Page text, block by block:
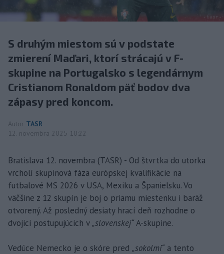
S druhým miestom sú v podstate
zmierení Maďari, ktorí strácajú v F-
skupine na Portugalsko s legendárnym
Cristianom Ronaldom päť bodov dva
zápasy pred koncom.
Autor TASR
12. novembra 2025 10:22
Bratislava 12. novembra (TASR) - Od štvrtka do utorka
vrcholí skupinová fáza európskej kvalifikácie na
futbalové MS 2026 v USA, Mexiku a Španielsku. Vo
väčšine z 12 skupín je boj o priamu miestenku i baráž
otvorený. Až posledný desiaty hrací deň rozhodne o
dvojici postupujúcich v„slovenskej“A-skupine.
Vedúce Nemecko je o skóre pred „sokolmi“ a tento